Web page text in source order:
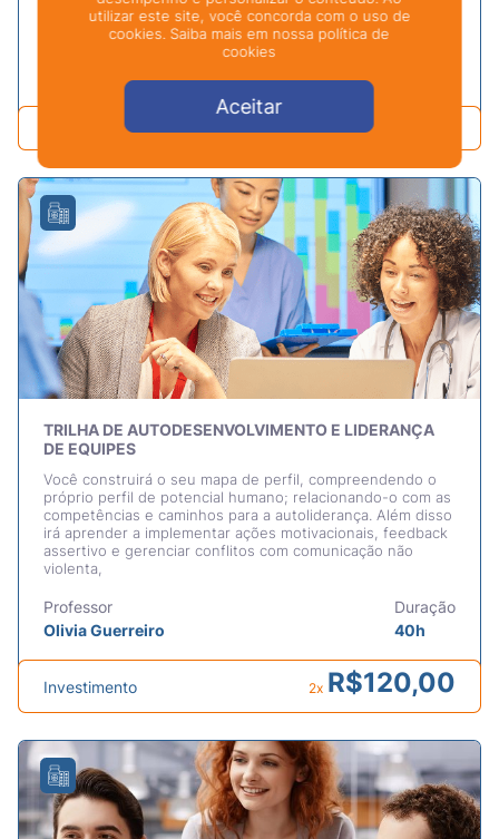
de segurança do paciente.
Djane Filizola
Curso gratuito
TRILHA DE AUTODESENVOLVIMENTO E LIDERANÇA
DE EQUIPES
Você construirá o seu mapa de perfil, compreendendo o
próprio perfil de potencial humano; relacionando-o com as
competências e caminhos para a autoliderança. Além disso
irá aprender a implementar ações motivacionais, feedback
assertivo e gerenciar conflitos com comunicação não
violenta,
Professor
Olivia Guerreiro
Duração
40h
Investimento 2x R$120,00
utilizar este site, você concorda com o uso de
cookies. Saiba mais em nossa política de
cookies
Aceitar